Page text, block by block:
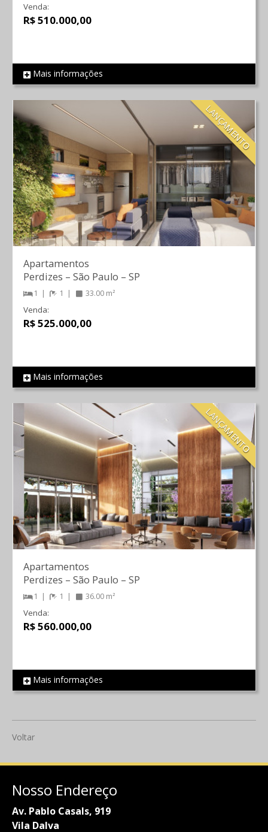
REF 110
Venda:
R$ 510.000,00
Mais informações
LANÇAMENTO
REF 539
Apartamentos
Perdizes – São Paulo – SP
1 1 33.00 m²
Venda:
R$ 525.000,00
Mais informações
LANÇAMENTO
REF 537
Apartamentos
Perdizes – São Paulo – SP
1 1 36.00 m²
Venda:
R$ 560.000,00
Mais informações
Voltar
Nosso Endereço
Av. Pablo Casals, 919
Vila Dalva